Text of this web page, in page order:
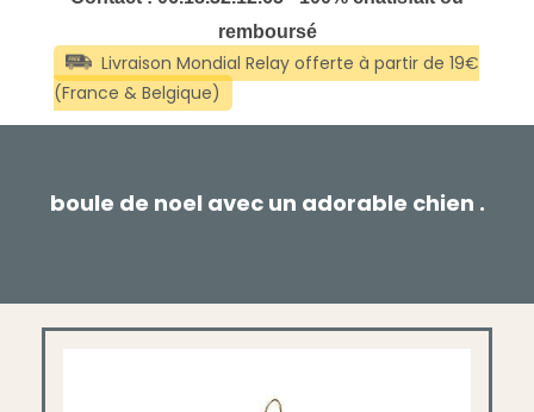
remboursé
boule de noel avec un adorable chien .